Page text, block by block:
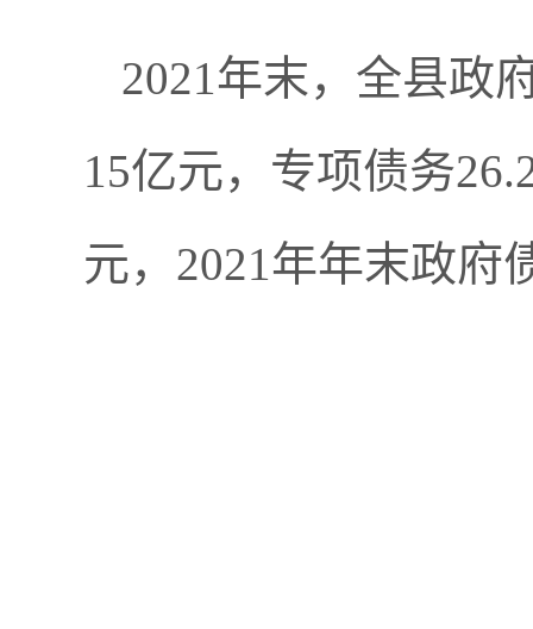
2021年末，全县政
15亿元，专项债务
元，2021年年末政府